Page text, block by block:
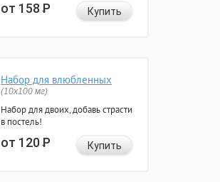
от 158Р Купить
Набор для влюбленных
(10х100 мг)
Набор для двоих, добавь страсти
в постель!
от 120Р Купить